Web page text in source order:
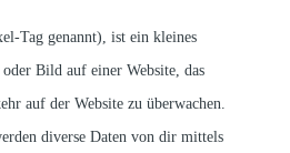
Tag genannt), ist ein kleines
Bild auf einer Website, das
auf der Website zu überwachen.
diverse Daten von dir mittels